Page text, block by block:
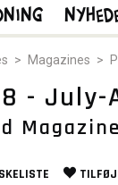
> Magazines >
- July-
Magazine
TILFØJ